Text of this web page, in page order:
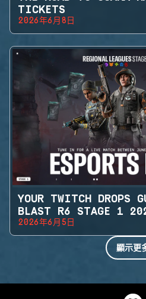
TICKETS
2026年6月8日
YOUR TWITCH DROPS
BLAST R6 STAGE 1
2026年6月5日
顯示更